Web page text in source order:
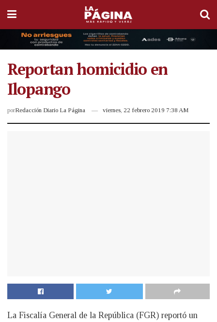
Reportan homicidio en
Ilopango
porRedacción Diario La Página viernes, 22 febrero 2019 7:38 AM
La Fiscalía General de la República (FGR) reportó un